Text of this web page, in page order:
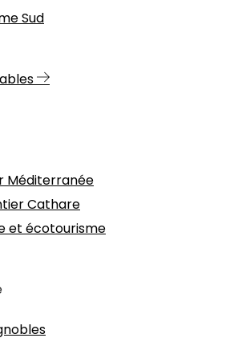
Méditerranée
Cathare
et écotourisme